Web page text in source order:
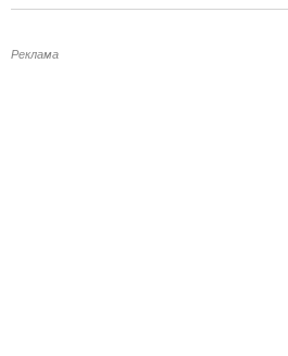
Реклама